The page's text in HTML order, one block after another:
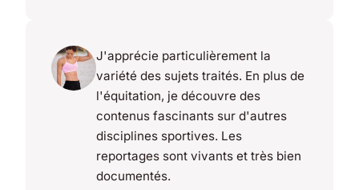
J'apprécie particulièrement la
variété des sujets traités. En plus de
l'équitation, je découvre des
contenus fascinants sur d'autres
disciplines sportives. Les
reportages sont vivants et très bien
documentés.